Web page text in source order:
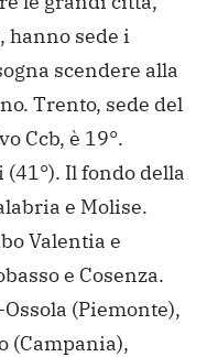
hanno sede i
scendere alla
Trento, sede del
Ccb, è 19°.
(41°). Il fondo della
e Molise.
Valentia e
e Cosenza.
(Piemonte),
(Campania),